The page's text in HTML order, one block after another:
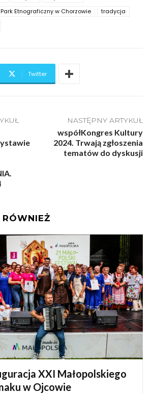
Etnograficzny w Chorzowie
tradycja
Twitter
NASTĘPNY ARTYKUŁ
współKongres Kultury
2024. Trwają zgłoszenia
tematów do dyskusji
RÓWNIEŻ
XXI Małopolskiego
w Ojcowie